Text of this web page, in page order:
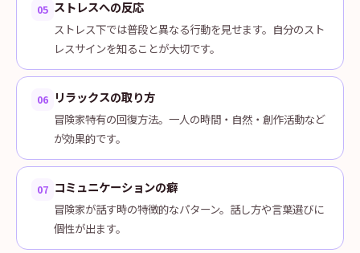
05 ストレスへの反応
ストレス下では普段と異なる行動を見せます。自分のスト
レスサインを知ることが大切です。
06 リラックスの取り方
冒険家特有の回復方法。一人の時間・自然・創作活動など
が効果的です。
07 コミュニケーションの癖
冒険家が話す時の特徴的なパターン。話し方や言葉選びに
個性が出ます。